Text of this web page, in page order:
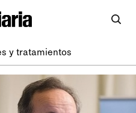
y tratamientos